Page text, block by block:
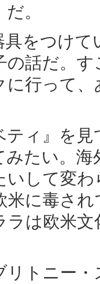
。
具をつけ
の話だ。
に行って
ティ』を
みたい。
いして変
米に毒さ
ラは欧米
トニー・